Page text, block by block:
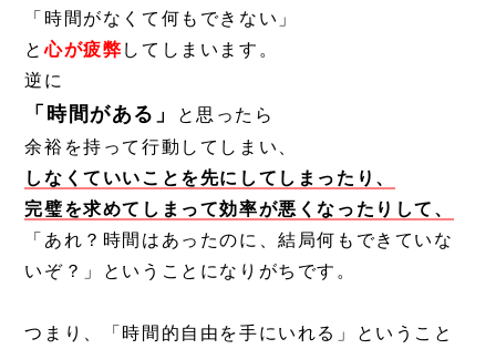
「時間がなくて何もできない」
と心が疲弊 してしまいます。
逆に
「時間がある」
と思ったら
余裕を持って行動してしまい、
しなくていいことを先にしてしまったり、
完璧を求めてしまって効率が悪くなったりして、
「あれ？時間はあったのに、結局何もできていな
いぞ？」ということになりがちです。
つまり、「時間的自由を手にいれる」ということ